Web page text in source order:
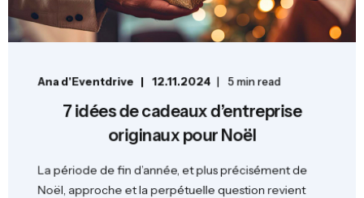
Ana d'Eventdrive 12.11.2024 5 min read
7 idées de cadeaux d’entreprise
originaux pour Noël
La période de fin d’année, et plus précisément de
Noël, approche et la perpétuelle question revient